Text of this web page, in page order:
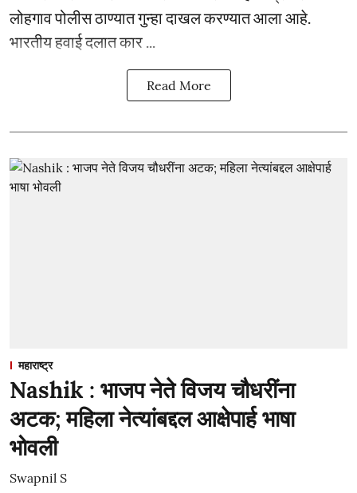
लोहगाव पोलीस ठाण्यात गुन्हा दाखल करण्यात आला आहे.
भारतीय हवाई दलात कार ...
Read More
महाराष्ट्र
Nashik : भाजप नेते विजय चौधरींना
अटक; महिला नेत्यांबद्दल आक्षेपार्ह भाषा
भोवली
Swapnil S